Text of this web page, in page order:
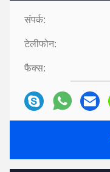
संपर्क:
टेलीफोन:
फैक्स: